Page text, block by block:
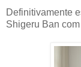
Definitivamente
Shigeru Ban